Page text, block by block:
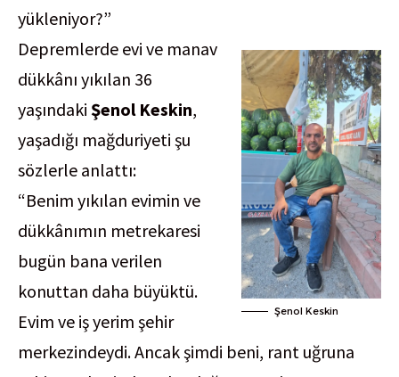
yükleniyor?”
Şenol Keskin
Depremlerde evi ve manav
dükkânı yıkılan 36
yaşındaki Şenol Keskin,
yaşadığı mağduriyeti şu
sözlerle anlattı:
“Benim yıkılan evimin ve
dükkânımın metrekaresi
bugün bana verilen
konuttan daha büyüktü.
Evim ve iş yerim şehir
merkezindeydi. Ancak şimdi beni, rant uğruna